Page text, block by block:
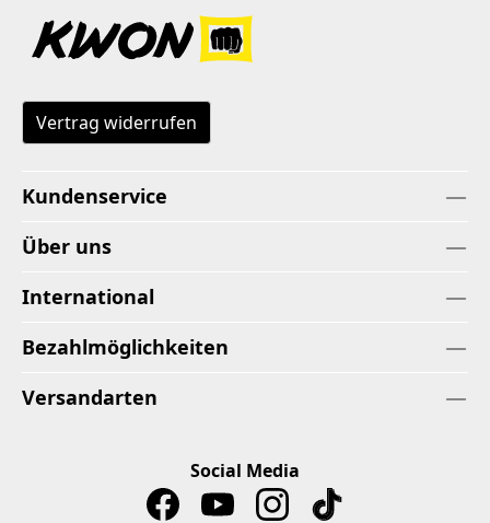
Vertrag widerrufen
Kundenservice
Über uns
International
Bezahlmöglichkeiten
Versandarten
Social Media